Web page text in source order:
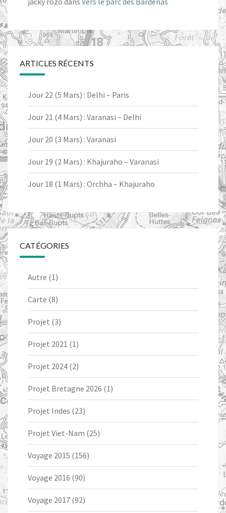
ARTICLES RÉCENTS
Jour 22 (5 Mars) : Delhi – Paris
Jour 21 (4 Mars) : Varanasi – Delhi
Jour 20 (3 Mars) : Varanasi
Jour 19 (2 Mars) : Khajuraho – Varanasi
Jour 18 (1 Mars) : Orchha – Khajuraho
CATÉGORIES
Autre (1)
Carte (8)
Projet (3)
Projet 2021 (1)
Projet 2024 (2)
Projet Bretagne 2026 (1)
Projet Indes (23)
Projet Viet-Nam (25)
Voyage 2015 (156)
Voyage 2016 (90)
Voyage 2017 (92)